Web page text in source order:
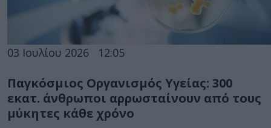
03 Ιουλίου 2026 12:05
Παγκόσμιος Οργανισμός Υγείας: 300
εκατ. άνθρωποι αρρωσταίνουν από τους
μύκητες κάθε χρόνο